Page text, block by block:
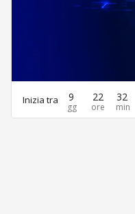
Inizia tra 9 22 32